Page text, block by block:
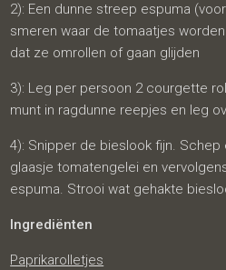
2): Een dunne streep espuma
smeren waar de tomaatjes
dat ze omrollen of gaan glijden
3): Leg per persoon 2 courgette
munt in ragdunne reepjes en leg
4): Snipper de bieslook fijn.
glaasje tomatengelei en
espuma. Strooi wat gehakte
Ingrediënten
Paprikarolletjes